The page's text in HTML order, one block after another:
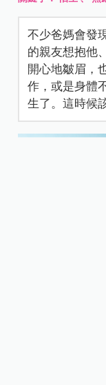
不少爸媽會發
的親友想抱他
開心地皺眉，
作，或是身體
生了。這時候